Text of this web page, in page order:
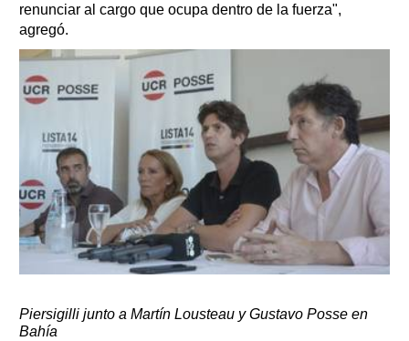
renunciar al cargo que ocupa dentro de la fuerza",
agregó.
Piersigilli junto a Martín Lousteau y Gustavo Posse en
Bahía